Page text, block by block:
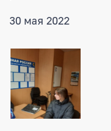
30 мая 2022